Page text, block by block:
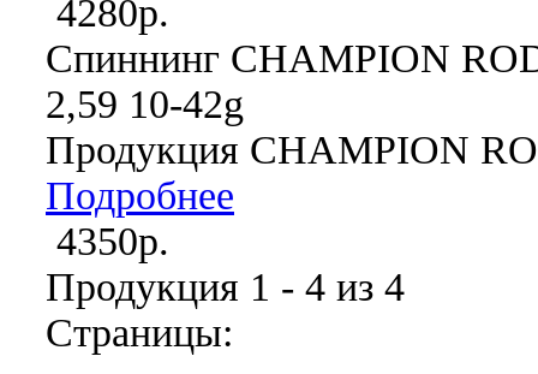
4280р.
Спиннинг CHAMPION
2,59 10-42g
Продукция CHAMPION
Подробнее
4350р.
Продукция 1 - 4 из 4
Страницы: